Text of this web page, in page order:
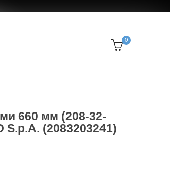
0
660 мм (208-32-
S.p.A. (2083203241)